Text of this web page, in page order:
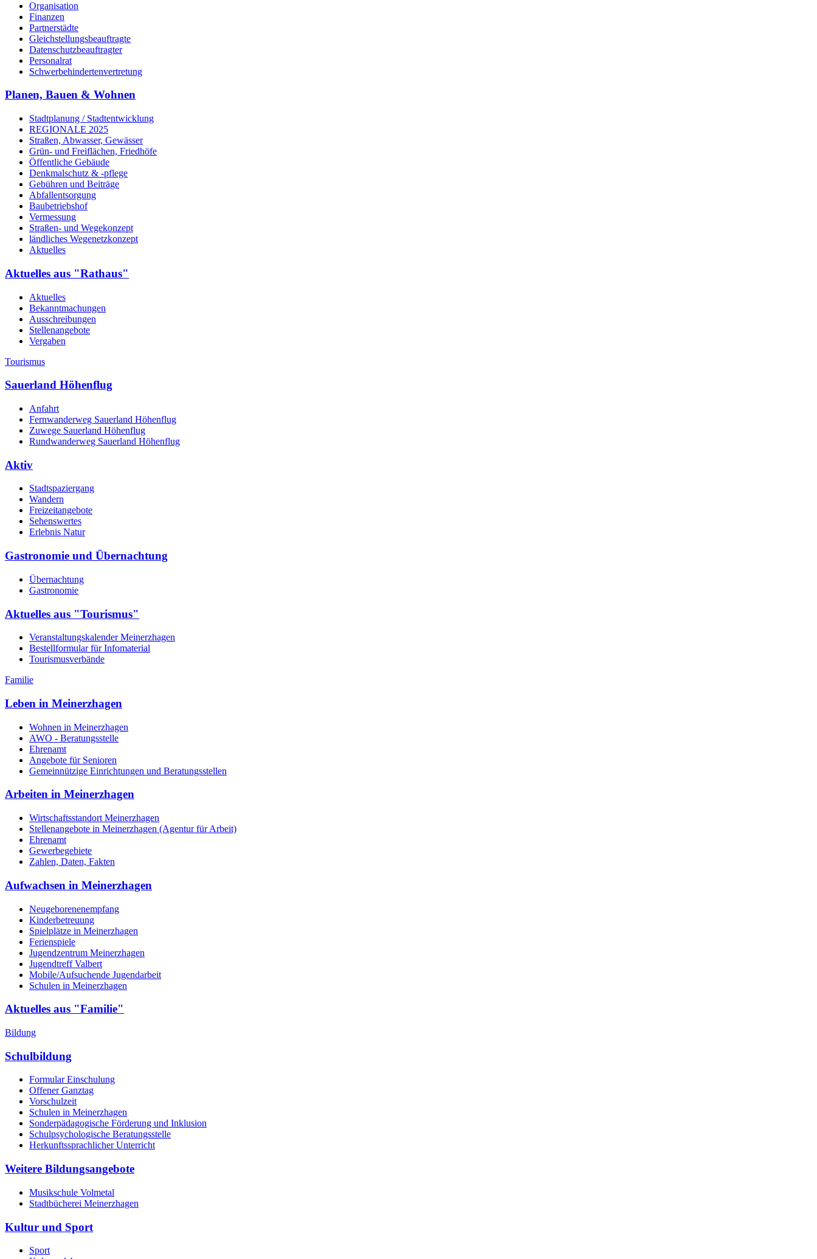
Organisation
Finanzen
Partnerstädte
Gleichstellungsbeauftragte
Datenschutzbeauftragter
Personalrat
Schwerbehinderten­vertretung
Planen, Bauen & Wohnen
Stadtplanung / Stadtentwicklung
REGIONALE 2025
Straßen, Abwasser, Gewässer
Grün- und Freiflächen, Friedhöfe
Öffentliche Gebäude
Denkmalschutz & -pflege
Gebühren und Beiträge
Abfallentsorgung
Baubetriebshof
Vermessung
Straßen- und Wegekonzept
ländliches Wegenetzkonzept
Aktuelles
Aktuelles aus "Rathaus"
Aktuelles
Bekanntmachungen
Ausschreibungen
Stellenangebote
Vergaben
Tourismus
Sauerland Höhenflug
Anfahrt
Fernwanderweg Sauerland Höhenflug
Zuwege Sauerland Höhenflug
Rundwanderweg Sauerland Höhenflug
Aktiv
Stadtspaziergang
Wandern
Freizeitangebote
Sehenswertes
Erlebnis Natur
Gastronomie und Übernachtung
Übernachtung
Gastronomie
Aktuelles aus "Tourismus"
Veranstaltungskalender Meinerzhagen
Bestellformular für Infomaterial
Tourismusverbände
Familie
Leben in Meinerzhagen
Wohnen in Meinerzhagen
AWO - Beratungsstelle
Ehrenamt
Angebote für Senioren
Gemeinnützige Einrichtungen und Beratungsstellen
Arbeiten in Meinerzhagen
Wirtschaftsstandort Meinerzhagen
Stellenangebote in Meinerzhagen (Agentur für Arbeit)
Ehrenamt
Gewerbegebiete
Zahlen, Daten, Fakten
Aufwachsen in Meinerzhagen
Neugeborenenempfang
Kinderbetreuung
Spielplätze in Meinerzhagen
Ferienspiele
Jugendzentrum Meinerzhagen
Jugendtreff Valbert
Mobile/Aufsuchende Jugendarbeit
Schulen in Meinerzhagen
Aktuelles aus "Familie"
Bildung
Schulbildung
Formular Einschulung
Offener Ganztag
Vorschulzeit
Schulen in Meinerzhagen
Sonderpädagogische Förderung und Inklusion
Schulpsychologische Beratungsstelle
Herkunftssprachlicher Unterricht
Weitere Bildungsangebote
Musikschule Volmetal
Stadtbücherei Meinerzhagen
Kultur und Sport
Sport